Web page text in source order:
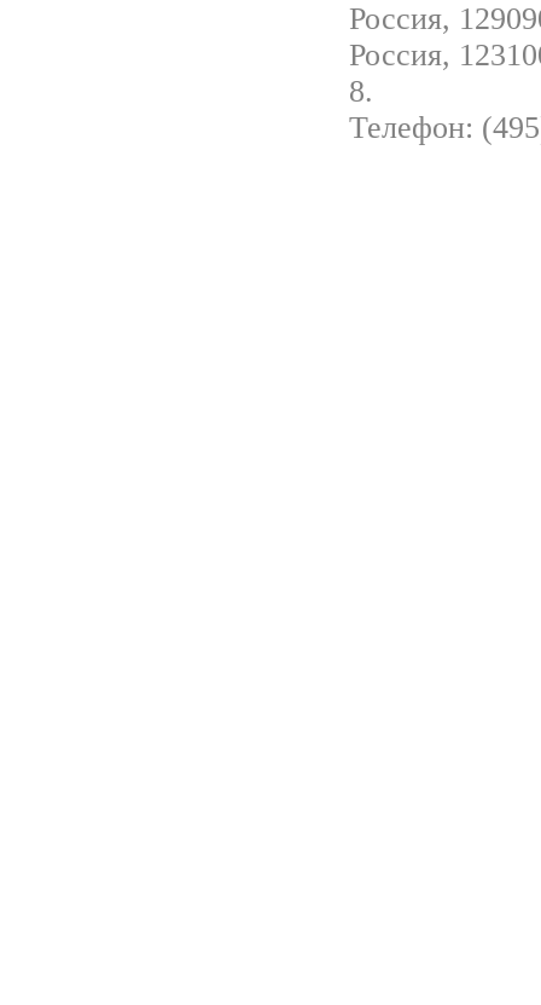
Россия,
Россия,
8.
Телефон: